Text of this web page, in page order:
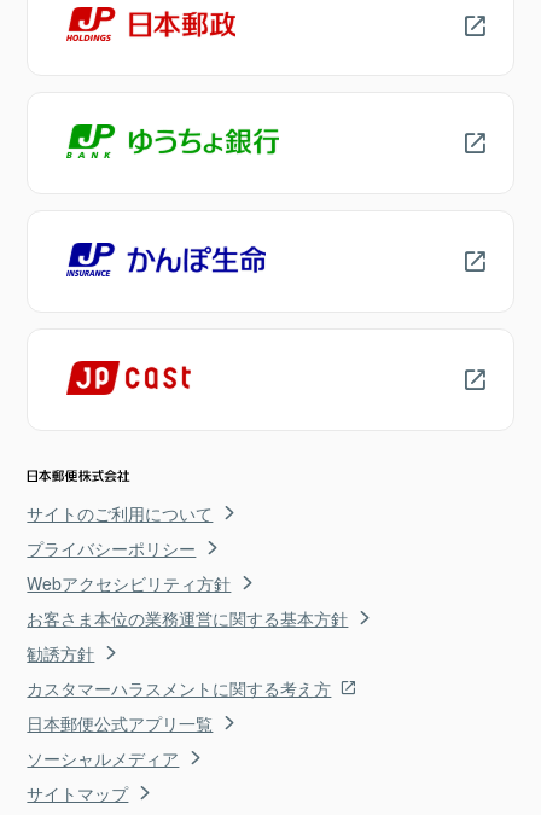
サイトのご利用について
プライバシーポリシー
Webアクセシビリティ方針
お客さま本位の業務運営に関する基本方針
勧誘方針
カスタマーハラスメントに関する考え方
日本郵便公式アプリ一覧
ソーシャルメディア
サイトマップ